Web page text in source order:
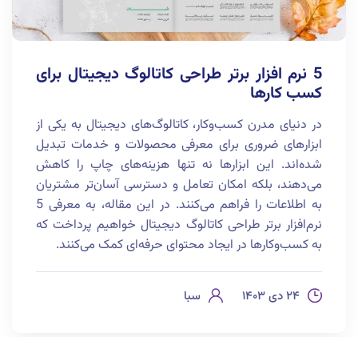
5 نرم افزار برتر طراحی کاتالوگ دیجیتال برای
کسب کارها
در دنیای مدرن کسب‌وکار، کاتالوگ‌های دیجیتال به یکی از
ابزارهای ضروری برای معرفی محصولات و خدمات تبدیل
شده‌اند. این ابزارها نه تنها هزینه‌های چاپ را کاهش
می‌دهند، بلکه امکان تعامل و دسترسی آسان‌تر مشتریان
به اطلاعات را فراهم می‌کنند. در این مقاله، به معرفی 5
نرم‌افزار برتر طراحی کاتالوگ دیجیتال خواهیم پرداخت که
به کسب‌وکارها در ایجاد محتوای حرفه‌ای کمک می‌کنند.
۲۴ دی ۱۴۰۳ سبا